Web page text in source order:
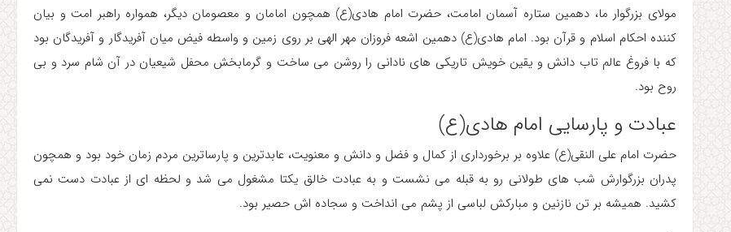
مولای بزرگوار ما، دهمین ستاره آسمان امامت، حضرت امام هادی(ع) همچون امامان و معصومان دیگر، همواره راهبر امت و بیان
کننده احکام اسلام و قرآن بود. امام هادی(ع) دهمین اشعه فروزان مهر الهی بر روی زمین و واسطه فیض میان آفریدگار و آفریدگان بود
که با فروغ عالم تاب دانش و یقین خویش تاریکی های نادانی را روشن می ساخت و گرمابخش محفل شیعیان در آن شام سرد و بی
روح بود.
عبادت و پارسایی امام هادی(ع)
حضرت امام علی النقی(ع) علاوه بر برخورداری از کمال و فضل و دانش و معنویت، عابدترین و پارساترین مردم زمان خود بود و همچون
پدران بزرگوارش شب های طولانی رو به قبله می نشست و به عبادت خالق یکتا مشغول می شد و لحظه ای از عبادت دست نمی
کشید. همیشه بر تن نازنین و مبارکش لباسی از پشم می انداخت و سجاده اش حصیر بود.